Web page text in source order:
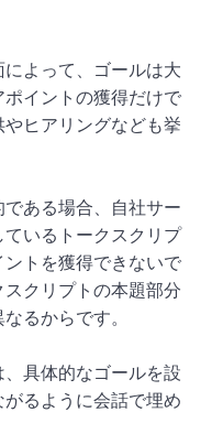
によって、ゴールは大
イントの獲得だけで
ヒアリングなども挙
ある場合、自社サー
いるトークスクリプ
ントを獲得できないで
クリプトの本題部分
るからです。
、具体的なゴールを設
るように会話で埋め